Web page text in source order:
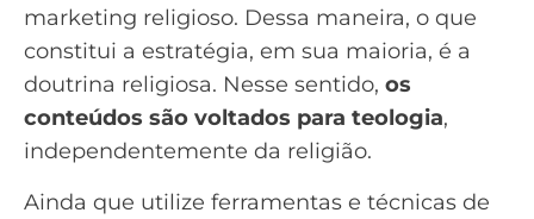
marketing religioso. Dessa maneira, o que
constitui a estratégia, em sua maioria, é a
doutrina religiosa. Nesse sentido, os
conteúdos são voltados para teologia,
independentemente da religião.
Ainda que utilize ferramentas e técnicas de